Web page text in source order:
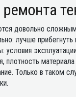
довольно
лучше
условия
плотность
Только в таком